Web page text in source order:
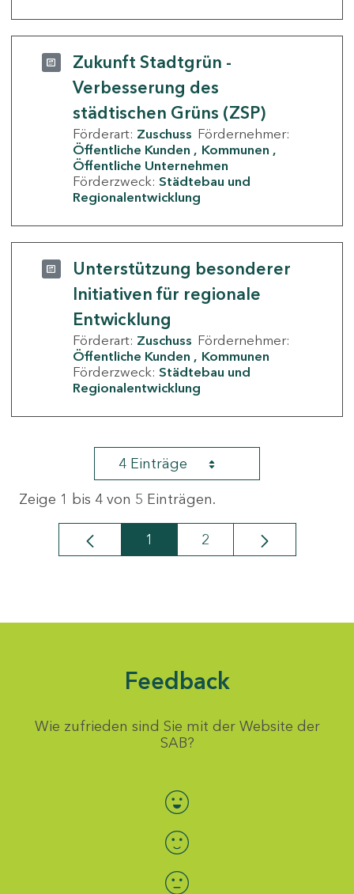
Zukunft Stadtgrün -
Verbesserung des
städtischen Grüns (ZSP)
Förderart: Zuschuss Fördernehmer:
Öffentliche Kunden
Kommunen
Öffentliche Unternehmen
Förderzweck: Städtebau und
Regionalentwicklung
Unterstützung besonderer
Initiativen für regionale
Entwicklung
Förderart: Zuschuss Fördernehmer:
Öffentliche Kunden
Kommunen
Förderzweck: Städtebau und
Regionalentwicklung
4 Einträge
Zeige 1 bis 4 von 5 Einträgen.
Seite
1 Seite
2
Feedback
Wie zufrieden sind Sie mit der Website der
SAB?
Bewertung auswählen